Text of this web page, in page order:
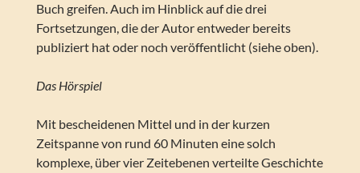
Buch greifen. Auch im Hinblick auf die drei
Fortsetzungen, die der Autor entweder bereits
publiziert hat oder noch veröffentlicht (siehe oben).
Das Hörspiel
Mit bescheidenen Mittel und in der kurzen
Zeitspanne von rund 60 Minuten eine solch
komplexe, über vier Zeitebenen verteilte Geschichte